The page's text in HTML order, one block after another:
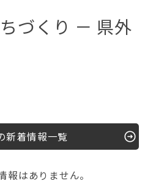
づくり － 県外
新着情報一覧
報はありません。